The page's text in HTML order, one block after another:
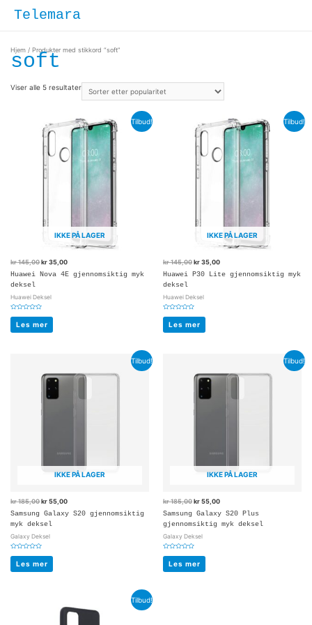
Telemara
Hjem / Produkter med stikkord “soft”
soft
Viser alle 5 resultater
Tilbud!
IKKE PÅ LAGER
kr145,00kr35,00
Huawei Nova 4E gjennomsiktig myk
deksel
Huawei Deksel
av
5
Les mer
Tilbud!
IKKE PÅ LAGER
kr145,00kr35,00
Huawei P30 Lite gjennomsiktig myk
deksel
Huawei Deksel
av
5
Les mer
Tilbud!
IKKE PÅ LAGER
kr185,00kr55,00
Samsung Galaxy S20 gjennomsiktig
myk deksel
Galaxy Deksel
Vurdert
av
5
Les mer
Tilbud!
IKKE PÅ LAGER
kr185,00kr55,00
Samsung Galaxy S20 Plus
gjennomsiktig myk deksel
Galaxy Deksel
Vurdert
av
5
Les mer
Tilbud!